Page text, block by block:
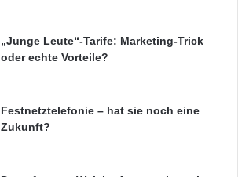
„Junge Leute“-Tarife: Marketing-Trick
oder echte Vorteile?
Festnetztelefonie – hat sie noch eine
Zukunft?